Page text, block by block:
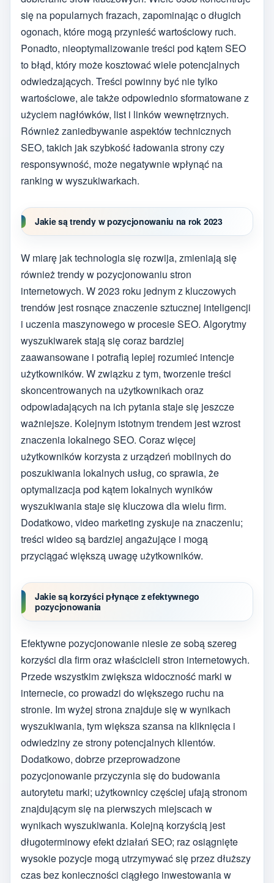
się na popularnych frazach, zapominając o długich
ogonach, które mogą przynieść wartościowy ruch.
Ponadto, nieoptymalizowanie treści pod kątem SEO
to błąd, który może kosztować wiele potencjalnych
odwiedzających. Treści powinny być nie tylko
wartościowe, ale także odpowiednio sformatowane z
użyciem nagłówków, list i linków wewnętrznych.
Również zaniedbywanie aspektów technicznych
SEO, takich jak szybkość ładowania strony czy
responsywność, może negatywnie wpłynąć na
ranking w wyszukiwarkach.
Jakie są trendy w pozycjonowaniu na rok 2023
W miarę jak technologia się rozwija, zmieniają się
również trendy w pozycjonowaniu stron
internetowych. W 2023 roku jednym z kluczowych
trendów jest rosnące znaczenie sztucznej inteligencji
i uczenia maszynowego w procesie SEO. Algorytmy
wyszukiwarek stają się coraz bardziej
zaawansowane i potrafią lepiej rozumieć intencje
użytkowników. W związku z tym, tworzenie treści
skoncentrowanych na użytkownikach oraz
odpowiadających na ich pytania staje się jeszcze
ważniejsze. Kolejnym istotnym trendem jest wzrost
znaczenia lokalnego SEO. Coraz więcej
użytkowników korzysta z urządzeń mobilnych do
poszukiwania lokalnych usług, co sprawia, że
optymalizacja pod kątem lokalnych wyników
wyszukiwania staje się kluczowa dla wielu firm.
Dodatkowo, video marketing zyskuje na znaczeniu;
treści wideo są bardziej angażujące i mogą
przyciągać większą uwagę użytkowników.
Jakie są korzyści płynące z efektywnego
pozycjonowania
Efektywne pozycjonowanie niesie ze sobą szereg
korzyści dla firm oraz właścicieli stron internetowych.
Przede wszystkim zwiększa widoczność marki w
internecie, co prowadzi do większego ruchu na
stronie. Im wyżej strona znajduje się w wynikach
wyszukiwania, tym większa szansa na kliknięcia i
odwiedziny ze strony potencjalnych klientów.
Dodatkowo, dobrze przeprowadzone
pozycjonowanie przyczynia się do budowania
autorytetu marki; użytkownicy częściej ufają stronom
znajdującym się na pierwszych miejscach w
wynikach wyszukiwania. Kolejną korzyścią jest
długoterminowy efekt działań SEO; raz osiągnięte
wysokie pozycje mogą utrzymywać się przez dłuższy
czas bez konieczności ciągłego inwestowania w